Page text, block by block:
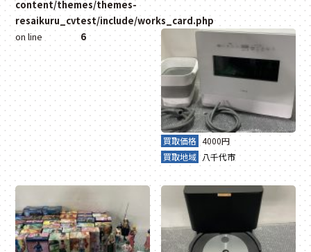
content/themes/themes-
resaikuru_cvtest/include/works_card.php
on line
6
買取価格 4000円
買取地域 八千代市